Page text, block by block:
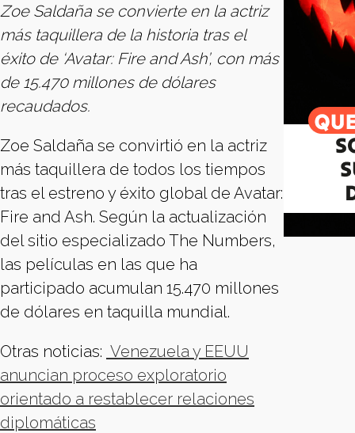
Zoe Saldaña se convierte en la actriz
más taquillera de la historia tras el
éxito de ‘Avatar: Fire and Ash’, con más
de 15.470 millones de dólares
recaudados.
Zoe Saldaña se convirtió en la actriz
más taquillera de todos los tiempos
tras el estreno y éxito global de Avatar:
Fire and Ash. Según la actualización
del sitio especializado The Numbers,
las películas en las que ha
participado acumulan 15.470 millones
de dólares en taquilla mundial.
Otras noticias: Venezuela y EEUU
anuncian proceso exploratorio
orientado a restablecer relaciones
diplomáticas